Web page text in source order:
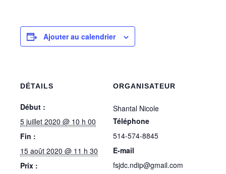
Ajouter au calendrier
DÉTAILS
Début :
5 juillet 2020 @ 10 h 00
Fin :
15 août 2020 @ 11 h 30
Prix :
ORGANISATEUR
Shantal Nicole
Téléphone
514-574-8845
E-mail
fsjdc.ndip@gmail.com